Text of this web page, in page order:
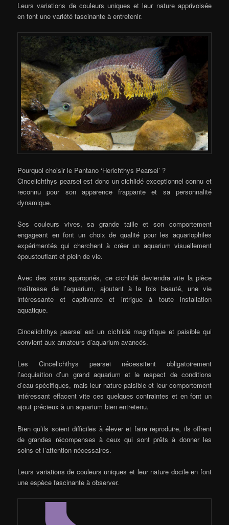
Leurs variations de couleurs uniques et leur nature apprivoisée
en font une variété fascinante à entretenir.
Pourquoi choisir le Pantano ‘Herichthys Pearsei’ ?
Cincelichthys pearsei est donc un cichlidé exceptionnel connu et
reconnu pour son apparence frappante et sa personnalité
dynamique.
Ses couleurs vives, sa grande taille et son comportement
engageant en font un choix de qualité pour les aquariophiles
expérimentés qui cherchent à créer un aquarium visuellement
époustouflant et plein de vie.
Avec des soins appropriés, ce cichlidé deviendra vite la pièce
maîtresse de l’aquarium, ajoutant à la fois beauté, une vie
intéressante et captivante et intrigue à toute installation
aquatique.
Cincelichthys pearsei est un cichlidé magnifique et paisible qui
convient aux amateurs d’aquarium avancés.
Les Cincelichthys pearsei nécessitent obligatoirement
l’acquisition d’un grand aquarium et le respect de conditions
d’eau spécifiques, mais leur nature paisible et leur comportement
intéressant effacent vite ces quelques contraintes et en font un
ajout précieux à un aquarium bien entretenu.
Bien qu’ils soient difficiles à élever et faire reproduire, ils offrent
de grandes récompenses à ceux qui sont prêts à donner les
soins et l’attention nécessaires.
Leurs variations de couleurs uniques et leur nature docile en font
une espèce fascinante à observer.